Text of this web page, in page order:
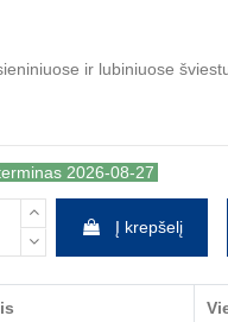
ir lubiniuose
2026-08-27
Į krepšelį